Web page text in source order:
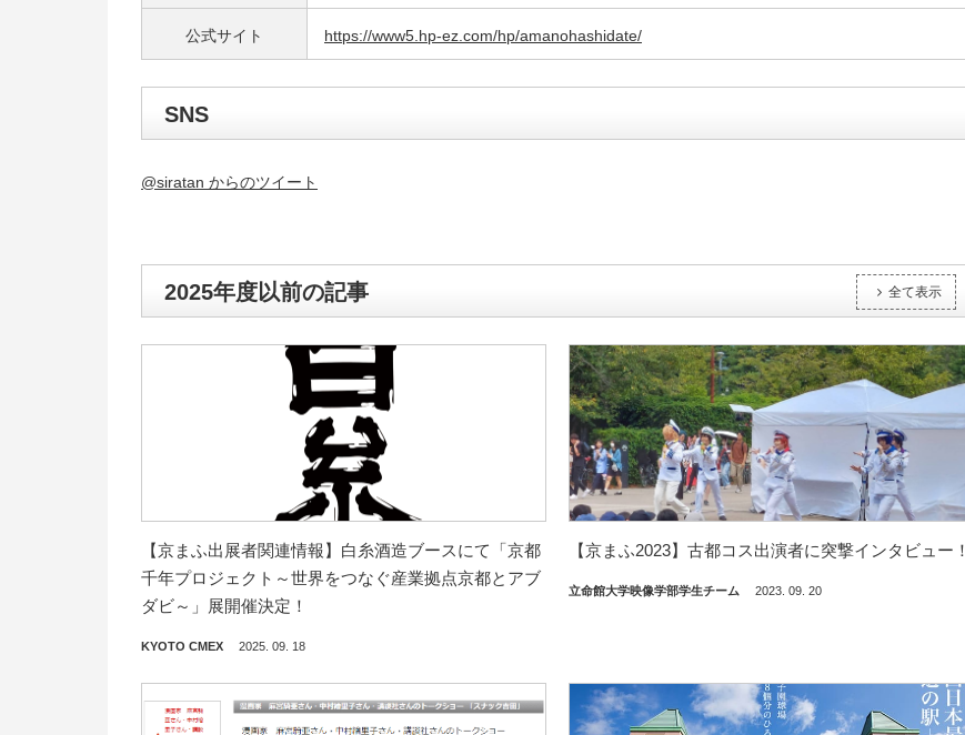
公式サイト https://www5.hp-ez.com/hp/amanohashidate/
SNS
@siratan からのツイート
2025年度以前の記事 全て表示
【京まふ出展者関連情報】白糸酒造ブースにて「京都
千年プロジェクト～世界をつなぐ産業拠点京都とアブ
ダビ～」展開催決定！
KYOTO CMEX 2025. 09. 18
【京まふ2023】古都コス出演者に突撃インタビュー！
立命館大学映像学部学生チーム 2023. 09. 20